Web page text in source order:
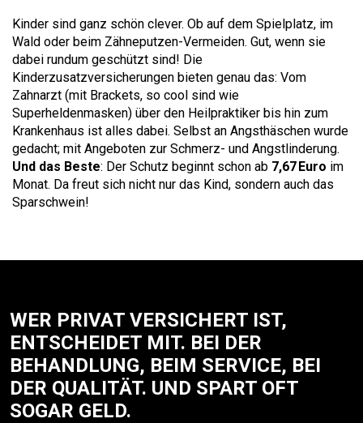
Kinder sind ganz schön clever. Ob auf dem Spielplatz, im
Wald oder beim Zähneputzen-Vermeiden. Gut, wenn sie
dabei rundum geschützt sind! Die
Kinderzusatzversicherungen bieten genau das: Vom
Zahnarzt (mit Brackets, so cool sind wie
Superheldenmasken) über den Heilpraktiker bis hin zum
Krankenhaus ist alles dabei. Selbst an Angsthäschen wurde
gedacht; mit Angeboten zur Schmerz- und Angstlinderung.
Und das Beste: Der Schutz beginnt schon ab 7,67 Euro im
Monat. Da freut sich nicht nur das Kind, sondern auch das
Sparschwein!
WER PRIVAT VERSICHERT IST,
ENTSCHEIDET MIT. BEI DER
BEHANDLUNG, BEIM SERVICE, BEI
DER QUALITÄT. UND SPART OFT
SOGAR GELD.